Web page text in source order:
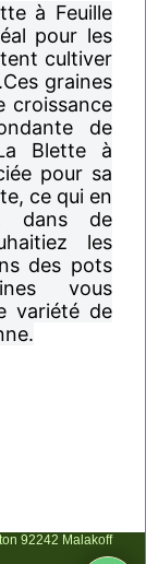
à Feuille
pour les
cultiver
graines
croissance
de
Blette à
pour sa
ce qui en
dans de
les
des pots
vous
variété de
92242 Malakoff